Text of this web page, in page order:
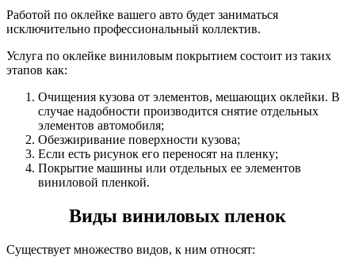
Работой по оклейке вашего авто будет заниматься
исключительно профессиональный коллектив.
Услуга по оклейке виниловым покрытием состоит из таких
этапов как:
Очищения кузова от элементов, мешающих оклейки. В
случае надобности производится снятие отдельных
элементов автомобиля;
Обезжиривание поверхности кузова;
Если есть рисунок его переносят на пленку;
Покрытие машины или отдельных ее элементов
виниловой пленкой.
Виды виниловых пленок
Существует множество видов, к ним относят: